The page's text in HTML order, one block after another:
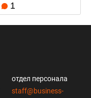
1
отдел персонала
staff@business-